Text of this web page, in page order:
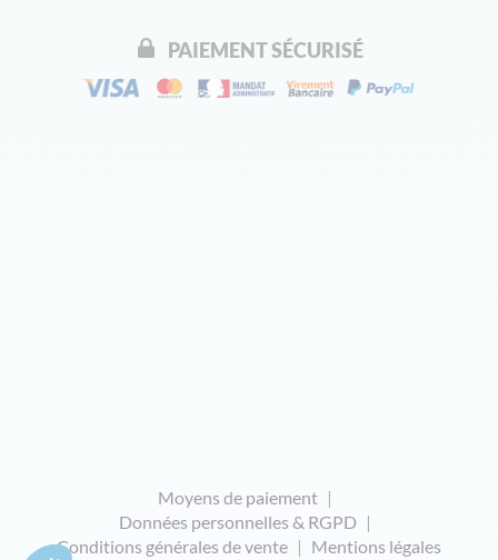
PAIEMENT SÉCURISÉ
Moyens de paiement
Données personnelles & RGPD
Conditions générales de vente
Mentions légales